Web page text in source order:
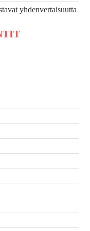
yhdenvertaisuutta